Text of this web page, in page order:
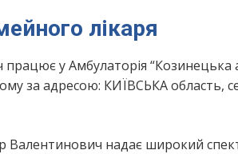
лікаря
у Амбулаторія “Козинецька
за адресою: КИЇВСЬКА область,
Валентинович надає широкий